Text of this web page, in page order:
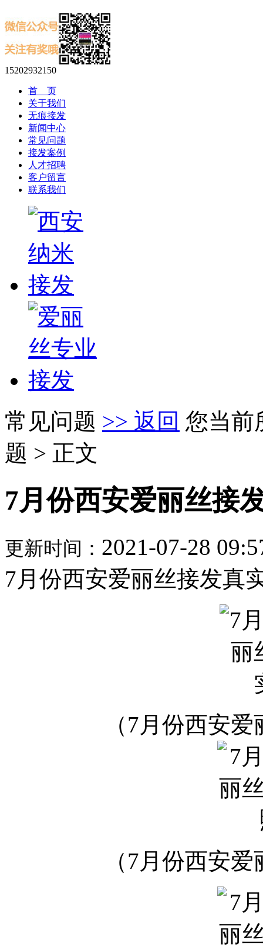
15202932150
首 页
关于我们
无痕接发
新闻中心
常见问题
接发案例
人才招聘
客户留言
联系我们
常见问题 >> 返回 您当前
题 > 正文
7月份西安爱丽丝接
更新时间： 2021-07-28
7月份西安爱丽丝接发真
（7月份西安
（7月份西安